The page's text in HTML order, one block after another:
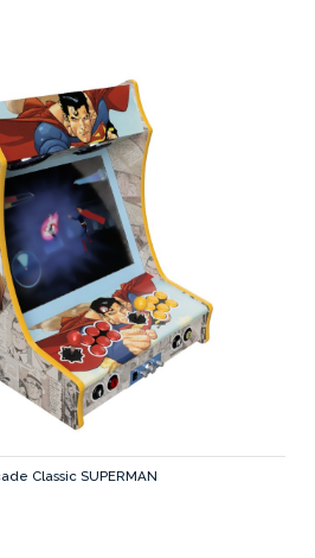
Classic SUPERMAN